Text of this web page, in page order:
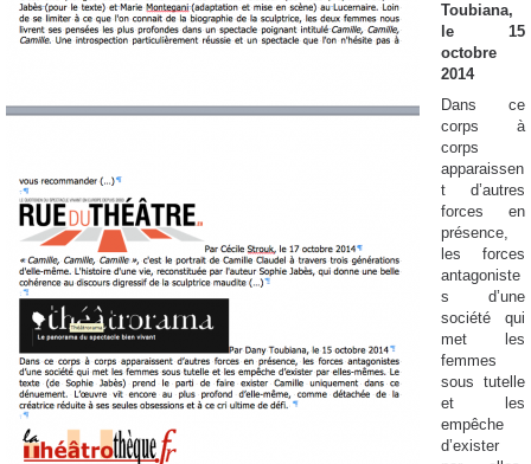
Toubiana,
le 15
octobre
2014
Dans ce
corps à
corps
apparaissen
t d’autres
forces en
présence,
les forces
antagoniste
s d’une
société qui
met les
femmes
sous tutelle
et les
empêche
d’exister